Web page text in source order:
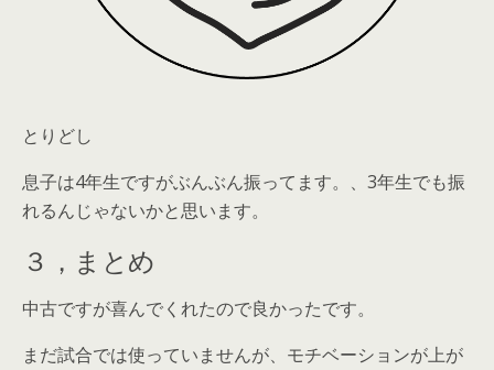
とりどし
息子は4年生ですがぶんぶん振ってます。、3年生でも振
れるんじゃないかと思います。
３，まとめ
中古ですが喜んでくれたので良かったです。
まだ試合では使っていませんが、モチベーションが上が